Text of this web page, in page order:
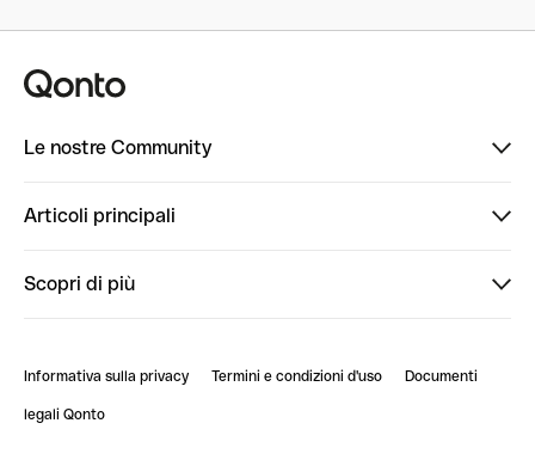
Le nostre Community
PowerUp
Articoli principali
StrongHer Mentorship | Notion: come organizzare...
Scopri di più
Blog
Informativa sulla privacy Termini e condizioni d'uso Documenti
legali Qonto